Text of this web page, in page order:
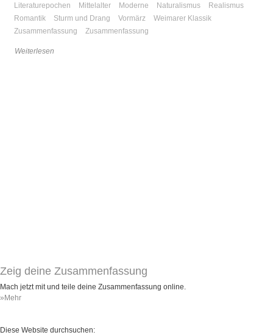
Regeln (Bitte vor dem posten lesen)
Literaturepochen
Mittelalter Moderne Naturalismus
Realismus
Romantik
Sturm und Drang Vormärz
Weimarer Klassik
Zusammenfassung
Zusammenfassung
Weiterlesen
Zeig deine Zusammenfassung
Mach jetzt mit und teile deine Zusammenfassung online.
»Mehr
Diese Website durchsuchen: